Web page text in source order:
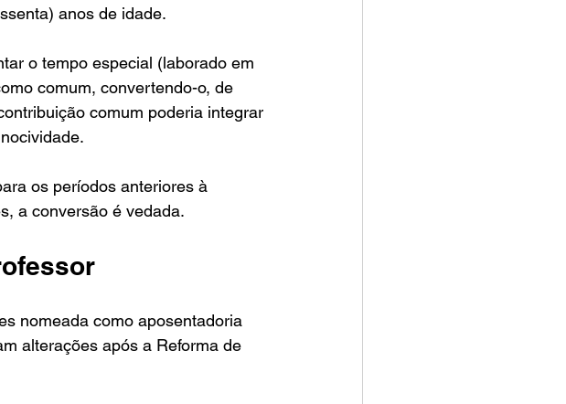
anos de idade.
o tempo especial (laborado em
comum, convertendo-o, de
comum poderia integrar
os períodos anteriores à
a conversão é vedada.
nomeada como aposentadoria
alterações após a Reforma de